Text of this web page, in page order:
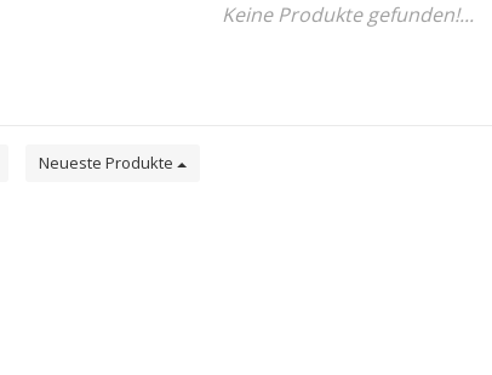
Keine Produkte gefunden!...
Neueste Produkte